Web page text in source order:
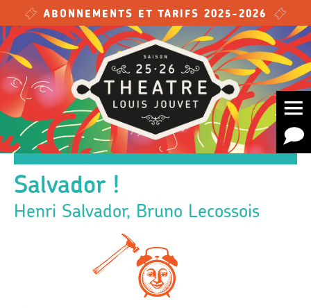
Skip to main content
ABONNEMENTS ET TARIFS 2025-2026
Salvador !
Henri Salvador, Bruno Lecossois